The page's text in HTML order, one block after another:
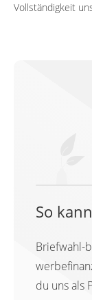
Vollständigkeit
So
Briefwahl-
du uns als